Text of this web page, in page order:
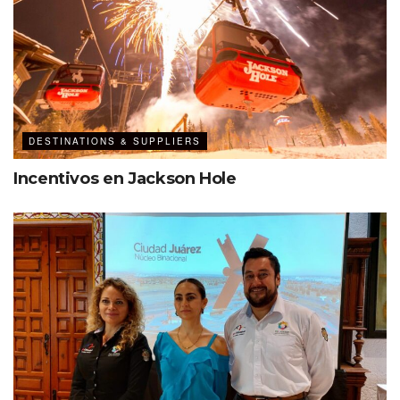
Etiquetas: Destacados Las Vegas
DESTINATIONS & SUPPLIERS
Incentivos en Jackson Hole